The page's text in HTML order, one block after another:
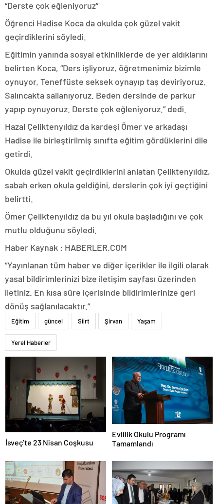
“Derste çok eğleniyoruz”
Öğrenci Hadise Koca da okulda çok güzel vakit
geçirdiklerini söyledi.
Eğitimin yanında sosyal etkinliklerde de yer aldıklarını
belirten Koca, “Ders işliyoruz, öğretmenimiz bizimle
oynuyor. Teneffüste seksek oynayıp taş deviriyoruz.
Salıncakta sallanıyoruz. Beden dersinde de parkur
yapıp oynuyoruz. Derste çok eğleniyoruz.” dedi.
Hazal Çeliktenyıldız da kardeşi Ömer ve arkadaşı
Hadise ile birleştirilmiş sınıfta eğitim gördüklerini dile
getirdi.
Okulda güzel vakit geçirdiklerini anlatan Çeliktenyıldız,
sabah erken okula geldiğini, derslerin çok iyi geçtiğini
belirtti.
Ömer Çeliktenyıldız da bu yıl okula başladığını ve çok
mutlu olduğunu söyledi.
Haber Kaynak : HABERLER.COM
“Yayınlanan tüm haber ve diğer içerikler ile ilgili olarak
yasal bildirimlerinizi bize iletişim sayfası üzerinden
iletiniz. En kısa süre içerisinde bildirimlerinize geri
dönüş sağlanılacaktır.”
Eğitim güncel Siirt Şirvan Yaşam
Yerel Haberler
İsveç’te 23 Nisan Coşkusu
Evlilik Okulu Programı
Tamamlandı